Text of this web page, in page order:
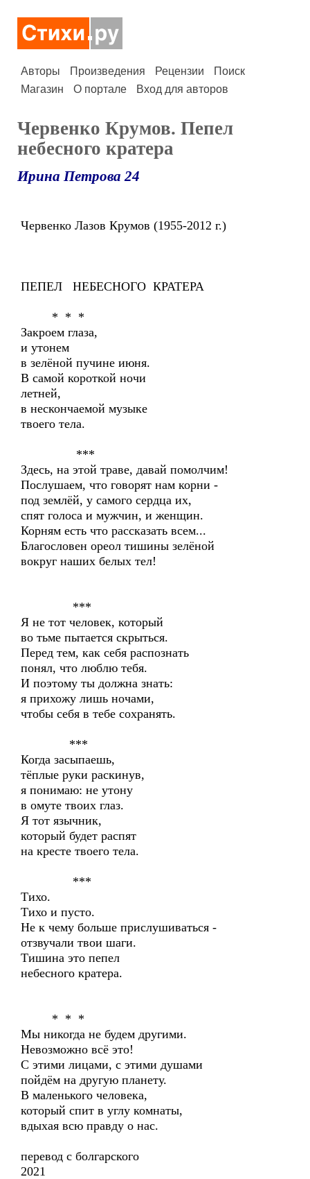
Авторы Произведения Рецензии
Поиск
Магазин
О портале Вход для авторов
Червенко Крумов. Пепел
небесного кратера
Ирина Петрова 24
Червенко Лазов Крумов (1955-2012 г.)
ПЕПЕЛ НЕБЕСНОГО КРАТЕРА
* * *
Закроем глаза,
и утонем
в зелёной пучине июня.
В самой короткой ночи
летней,
в нескончаемой музыке
твоего тела.
***
Здесь, на этой траве, давай помолчим!
Послушаем, что говорят нам корни -
под землёй, у самого сердца их,
спят голоса и мужчин, и женщин.
Корням есть что рассказать всем...
Благословен ореол тишины зелёной
вокруг наших белых тел!
***
Я не тот человек, который
во тьме пытается скрыться.
Перед тем, как себя распознать
понял, что люблю тебя.
И поэтому ты должна знать:
я прихожу лишь ночами,
чтобы себя в тебе сохранять.
***
Когда засыпаешь,
тёплые руки раскинув,
я понимаю: не утону
в омуте твоих глаз.
Я тот язычник,
который будет распят
на кресте твоего тела.
***
Тихо.
Тихо и пусто.
Не к чему больше прислушиваться -
отзвучали твои шаги.
Тишина это пепел
небесного кратера.
* * *
Мы никогда не будем другими.
Невозможно всё это!
С этими лицами, с этими душами
пойдём на другую планету.
В маленького человека,
который спит в углу комнаты,
вдыхая всю правду о нас.
перевод с болгарского
2021